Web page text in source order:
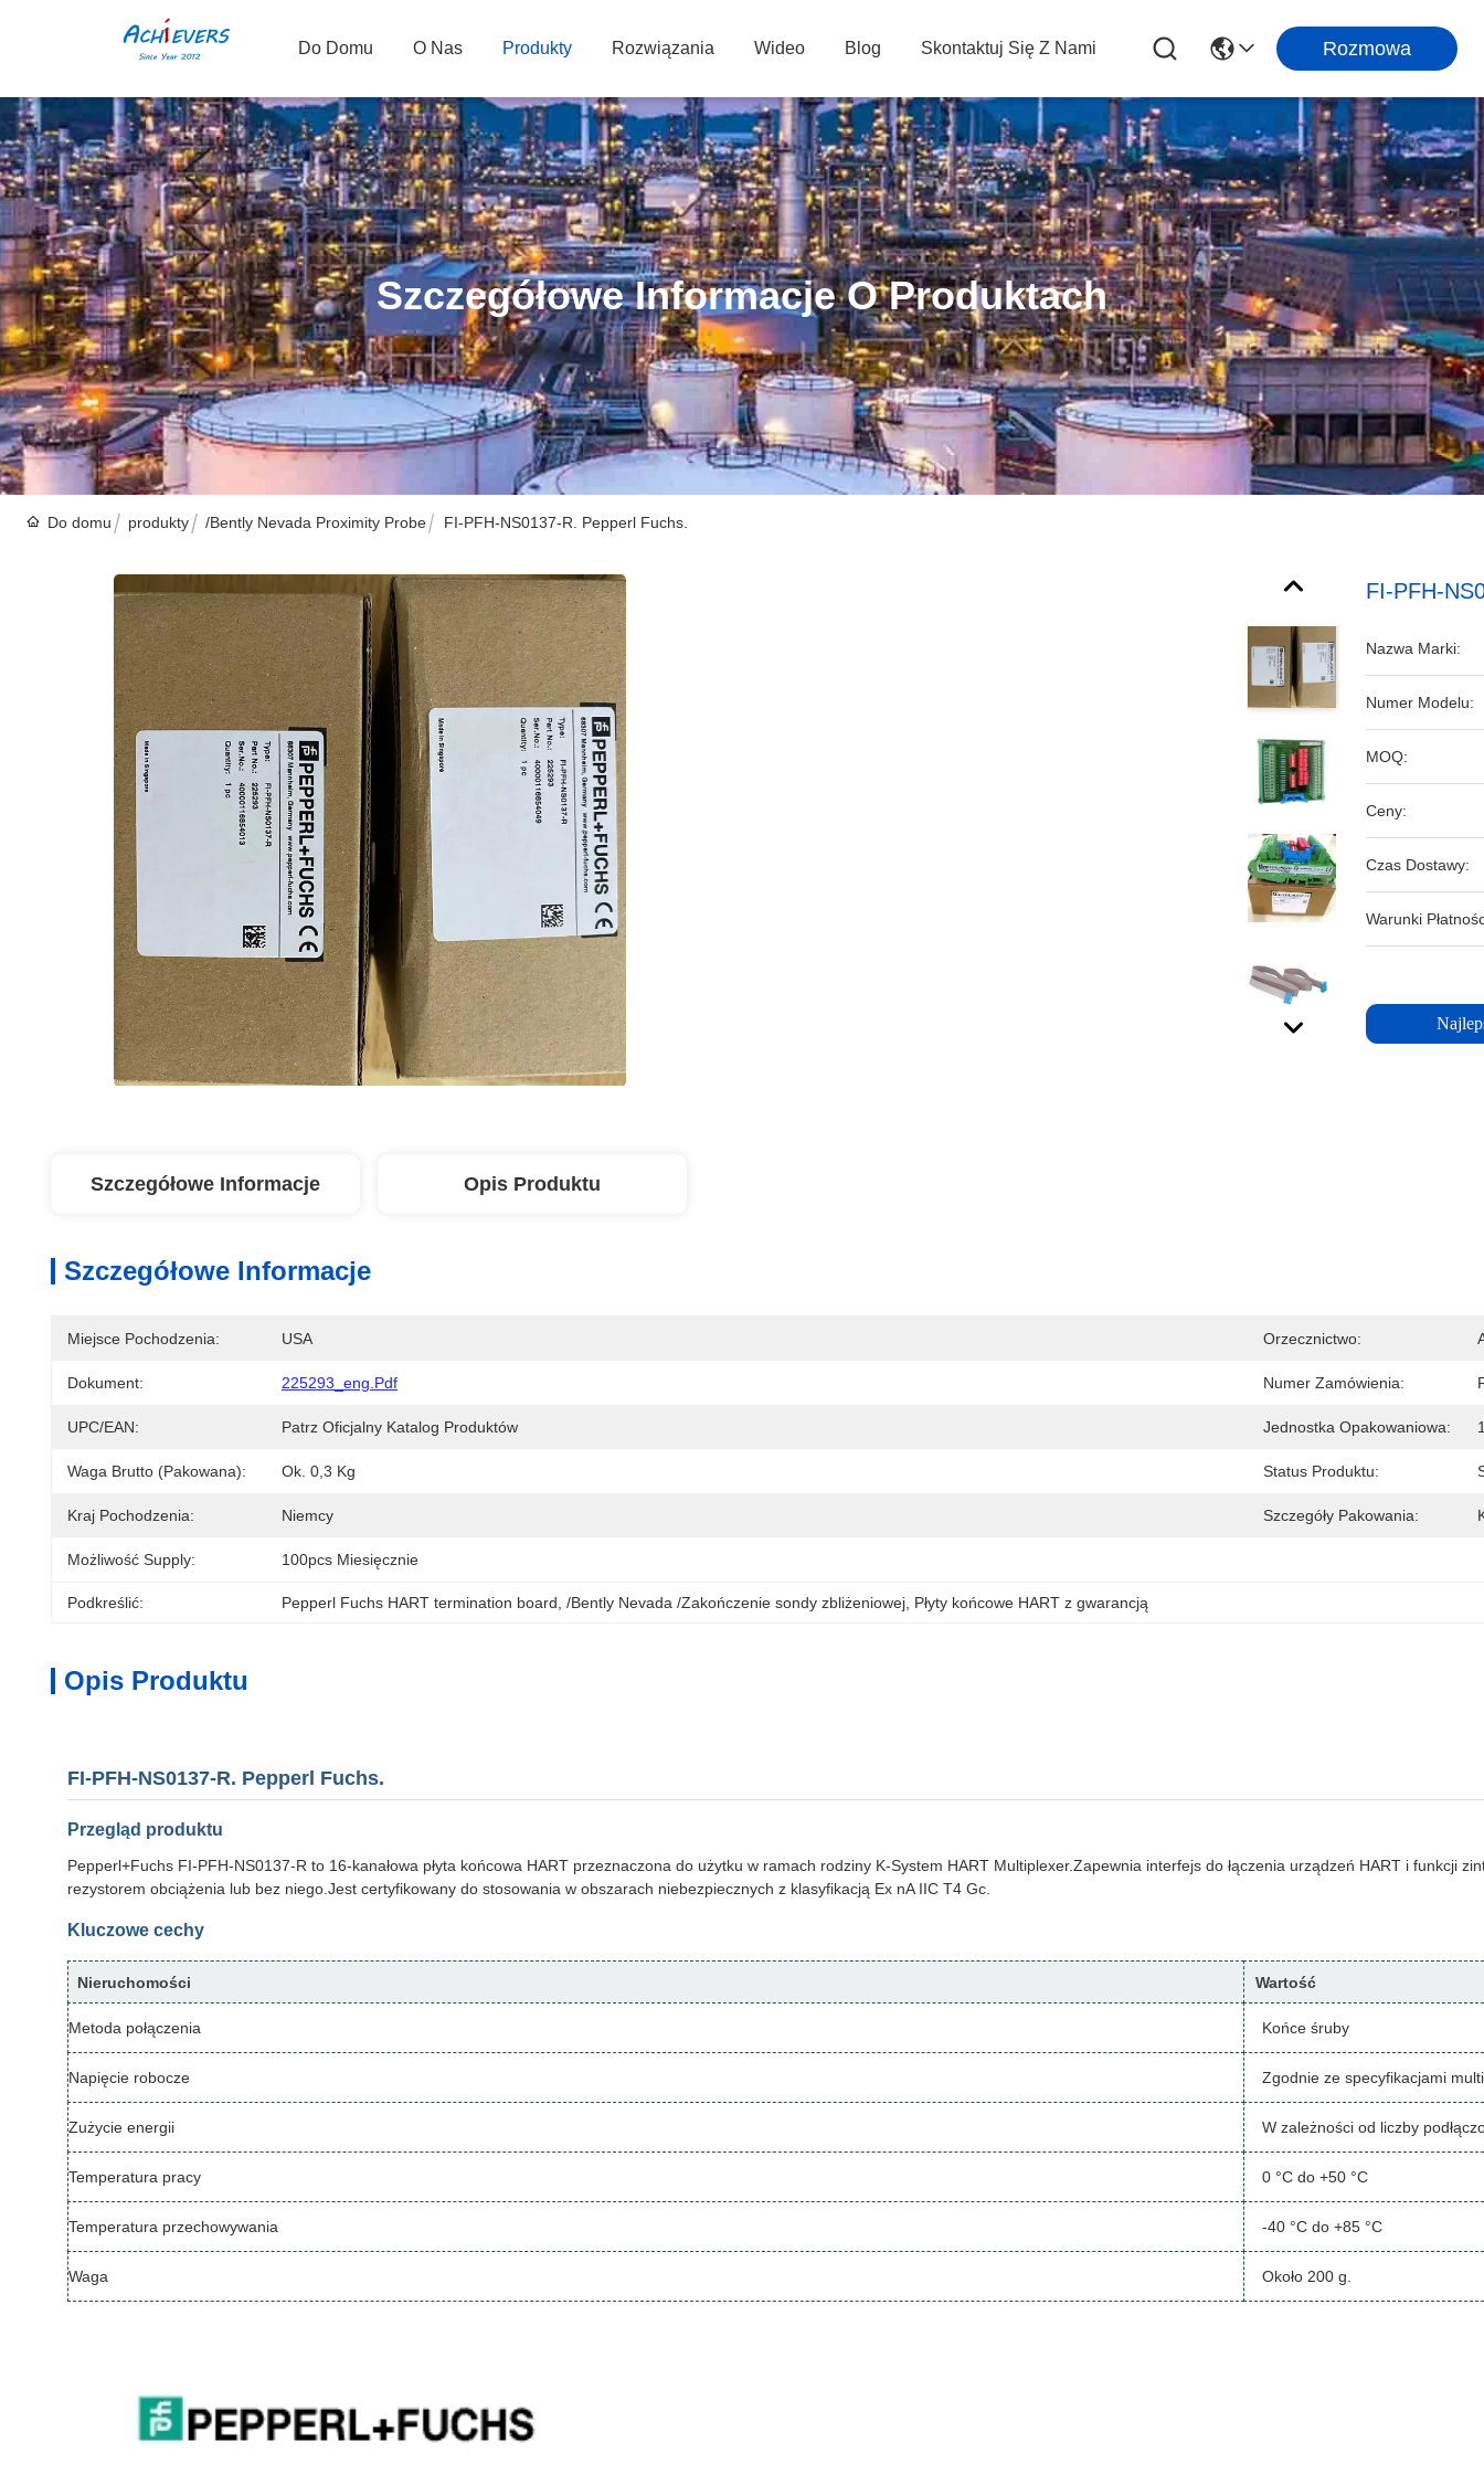
Do Domu O Nas Produkty Rozwiązania Wideo Blog Skontaktuj Się Z Nami Rozmowa
Szczegółowe Informacje O Produktach
Do domu produkty /Bently Nevada Proximity Probe FI-PFH-NS0137-R. Pepperl Fuchs.
FI-PFH-
Nazwa Marki:
Numer Modelu:
MOQ:
Ceny:
Czas Dostawy:
Warunki
Szczegółowe Informacje Opis Produktu
Szczegółowe Informacje
Miejsce Pochodzenia: USA Orzecznictwo:
Dokument: 225293_eng.pdf Numer Zamówienia:
UPC/EAN: Patrz Oficjalny Katalog Produktów Jednostka Opakowaniowa:
Waga Brutto (pakowana): Ok. 0,3 Kg Status Produktu:
Kraj Pochodzenia: Niemcy Szczegóły Pakowania:
Możliwość Supply: 100pcs Miesięcznie
Podkreślić: Pepperl Fuchs HART termination board /Bently Nevada /Zakończenie sondy zbliżeniowej Płyty końcowe HART z gwarancją
Opis Produktu
FI-PFH-NS0137-R. Pepperl Fuchs.
Przegląd produktu
Pepperl+Fuchs FI-PFH-NS0137-R to 16-kanałowa płyta końcowa HART przeznaczona do użytku w ramach rodziny K-System HART Multiplexer.Zapewnia interfejs do łączenia urządzeń HART i funkcji
rezystorem obciążenia lub bez niego.Jest certyfikowany do stosowania w obszarach niebezpiecznych z klasyfikacją Ex nA IIC T4 Gc.
Kluczowe cechy
Nieruchomości Wartość
Metoda połączenia Końce śruby
Napięcie robocze Zgodnie ze specyfikacjami
Zużycie energii W zależności od liczby
Temperatura pracy 0 °C do +50 °C
Temperatura przechowywania -40 °C do +85 °C
Waga Około 200 g.